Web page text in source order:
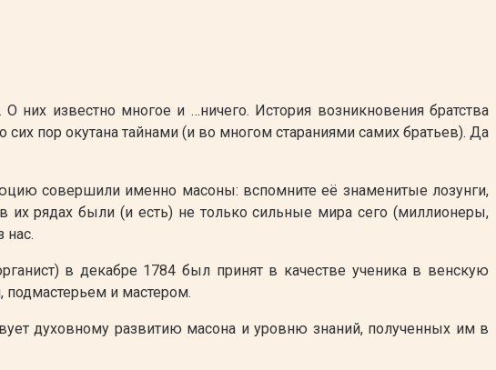
них известно многое и …ничего. История возникновения братства
пор окутана тайнами (и во многом стараниями самих братьев). Да
совершили именно масоны: вспомните её знаменитые лозунги,
рядах были (и есть) не только сильные мира сего (миллионеры,
нас.
в декабре 1784 был принят в качестве ученика в венскую
и мастером.
духовному развитию масона и уровню знаний, полученных им в